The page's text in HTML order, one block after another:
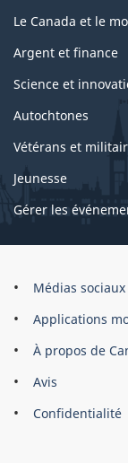
Le Canada et le
Argent et finance
Science et
Autochtones
Vétérans et
Jeunesse
Gérer les
Organisation
gouvernement
du
Canada
Médias sociaux
Applications
À propos de
Avis
Confidentialité